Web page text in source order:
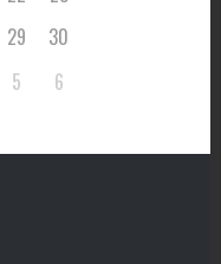
29
30
5 6